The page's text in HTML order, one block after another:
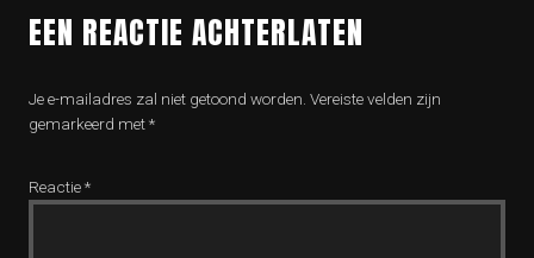
EEN REACTIE ACHTERLATEN
Je e-mailadres zal niet getoond worden. Vereiste velden zijn
gemarkeerd met*
Reactie*